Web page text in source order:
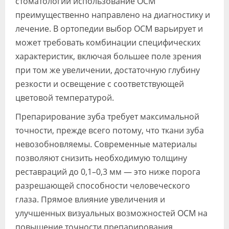
преимущественно направлено на диагностику и
лечение. В ортопедии выбор ОСМ варьирует и
может требовать комбинации специфических
характеристик, включая большее поле зрения
при том же увеличении, достаточную глубину
резкости и освещение с соответствующей
цветовой температурой.
Препарирование зуба требует максимальной
точности, прежде всего потому, что ткани зуба
невозобновляемы. Современные материалы
позволяют снизить необходимую толщину
реставраций до 0,1–0,3 мм — это ниже порога
разрешающей способности человеческого
глаза. Прямое влияние увеличения и
улучшенных визуальных возможностей ОСМ на